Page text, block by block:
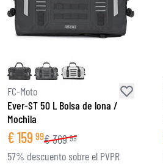
FC-Moto
Ever-ST 50 L Bolsa de lona /
Mochila
€159 99€369 99
57% descuento sobre el PVPR